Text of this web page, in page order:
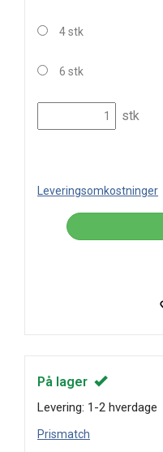
4 stk
6 stk
stk
Leveringsomkostninger
På lager
Levering: 1-2 hverdage
Prismatch